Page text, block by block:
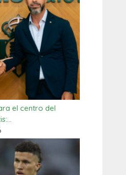
el centro del